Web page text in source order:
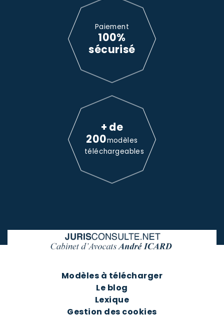
Paiement
100%
sécurisé
+ de
200modèles
téléchargeables
Modèles à télécharger
Le blog
Lexique
Gestion des cookies